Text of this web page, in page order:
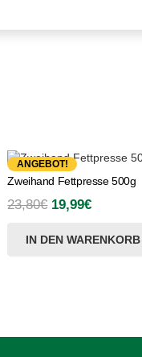
ANGEBOT!
Zweihand Fettpresse 500g
23,80€ Ursprünglicher
war:
19,99€Aktueller
ist:
IN DEN WARENKORB